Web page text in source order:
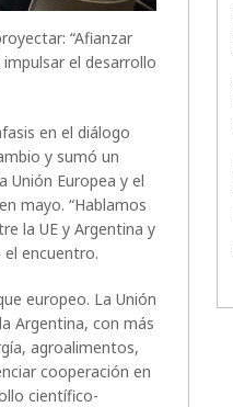
“Afianzar
el desarrollo
en el diálogo
y sumó un
Unión Europea y el
mayo. “Hablamos
la UE y Argentina y
el encuentro.
europeo. La Unión
Argentina, con más
agroalimentos,
cooperación en
científico-